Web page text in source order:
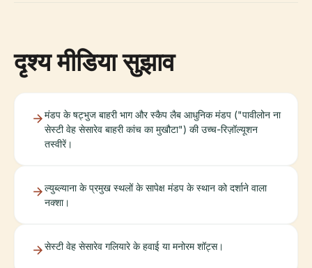
दृश्य मीडिया सुझाव
मंडप के षट्भुज बाहरी भाग और स्कैप लैब आधुनिक मंडप ("पावीलोन ना
सेस्टी वेह सेसारेव बाहरी कांच का मुखौटा") की उच्च-रिज़ॉल्यूशन
तस्वीरें।
ल्युब्ल्याना के प्रमुख स्थलों के सापेक्ष मंडप के स्थान को दर्शाने वाला
नक्शा।
सेस्टी वेह सेसारेव गलियारे के हवाई या मनोरम शॉट्स।